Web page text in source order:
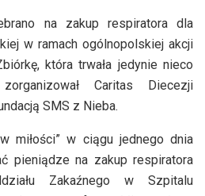
na zakup respiratora dla
w ramach ogólnopolskiej akcji
która trwała jedynie nieco
Caritas Diecezji
SMS z Nieba.
miłości” w ciągu jednego dnia
pieniądze na zakup respiratora
Zakaźnego w Szpitalu